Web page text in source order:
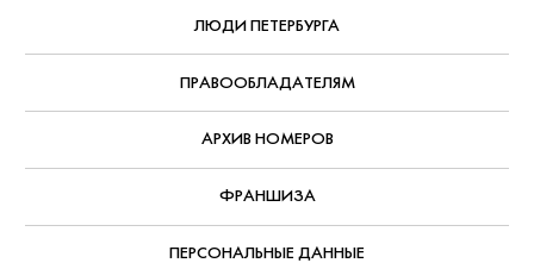
ЛЮДИ ПЕТЕРБУРГА
ПРАВООБЛАДАТЕЛЯМ
АРХИВ НОМЕРОВ
ФРАНШИЗА
ПЕРСОНАЛЬНЫЕ ДАННЫЕ